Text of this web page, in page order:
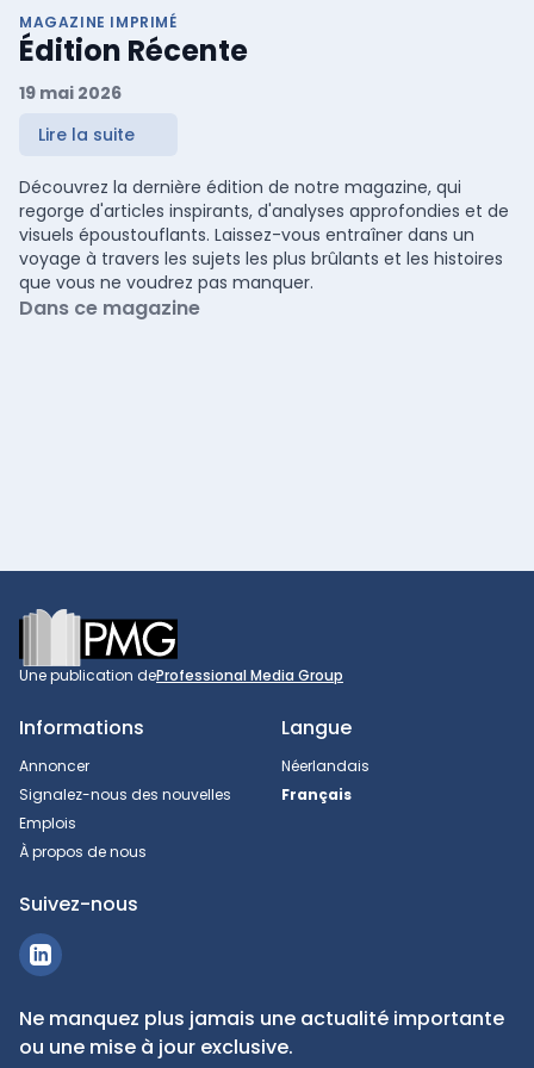
MAGAZINE IMPRIMÉ
Édition Récente
19 mai 2026
Lire la suite
Découvrez la dernière édition de notre magazine, qui
regorge d'articles inspirants, d'analyses approfondies et de
visuels époustouflants. Laissez-vous entraîner dans un
voyage à travers les sujets les plus brûlants et les histoires
que vous ne voudrez pas manquer.
Dans ce magazine
Footer
Une publication deProfessional Media Group
Informations
Annoncer
Signalez-nous des nouvelles
Emplois
À propos de nous
Langue
Néerlandais
Français
Suivez-nous
Ne manquez plus jamais une actualité importante
ou une mise à jour exclusive.